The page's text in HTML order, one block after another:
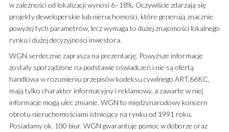
w zależności od lokalizacji wynosi 6–18%. Oczywiście zdarzają się
projekty deweloperskie lub nieruchomości, które generują znacznie
powyżej tych parametrów, lecz wymaga to dużej znajomości lokalnego
rynku i dużej decyzyjności inwestora.
WGN serdecznie zaprasza na prezentację. Powyższe informacje
zostały sporządzone na podstawie oświadczeń i nie są ofertą
handlowa w rozumieniu przepisów kodeksu cywilnego ART.66KC,
mają tylko charakter informacyjny i reklamowy, a zawarte w niej
informacje mogą ulec zmianie. WGN to międzynarodowy koncern
obrotu nieruchomościami istniejący na rynku od 1991 roku.
Posiadamy ok. 100 biur. WGN gwarantuje pomoc w doborze oraz